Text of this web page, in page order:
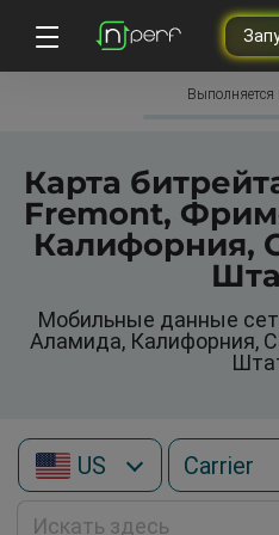
Выполняется
Карта
Fremont,
Калифорния,
Мобильные данные
Аламида, Калифорния,
US